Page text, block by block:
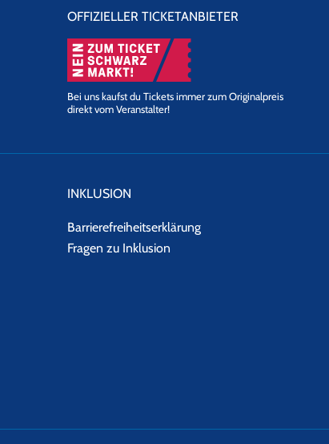
OFFIZIELLER TICKETANBIETER
Bei uns kaufst du Tickets immer zum Originalpreis
direkt vom Veranstalter!
INKLUSION
Barrierefreiheitserklärung
Fragen zu Inklusion